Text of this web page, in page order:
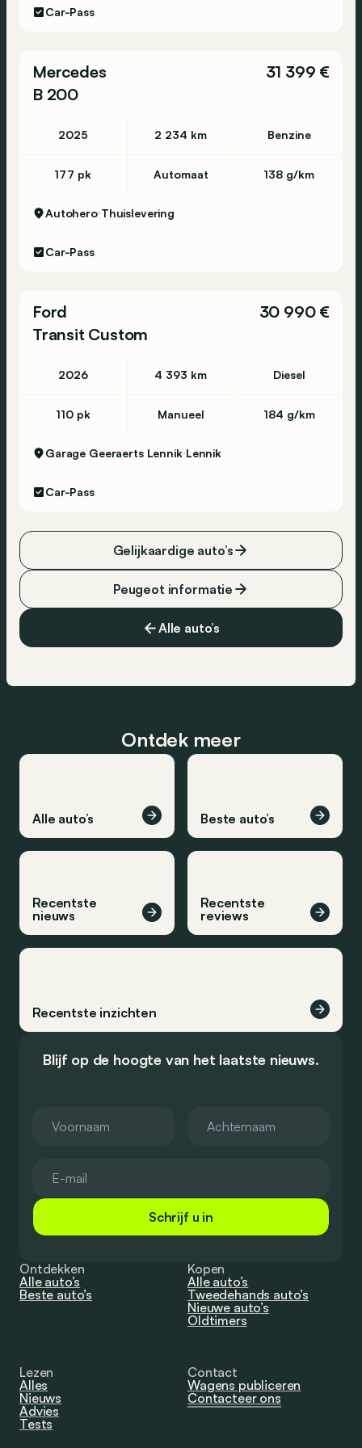
*Verkeersbordherkenning
*Verwarmd stuur - Volant chauffant
*Auto dimmende spiegel - Rétroviseur anti-
*DAB Radio - Radio DAB
*Carplay
Car-Pass
Mercedes
B 200
31 399 €
2025 2 234 km Benzine
177 pk Automaat 138 g/km
Autohero Thuislevering
Car-Pass
Ford
Transit Custom
30 990 €
2026 4 393 km Diesel
110 pk Manueel 184 g/km
Garage Geeraerts Lennik Lennik
Car-Pass
Alle auto’s
Peugeot informatie
Gelijkaardige auto’s
Ontdek meer
Alle auto’s Beste auto’s
Recentste
nieuws
Recentste
reviews
Recentste inzichten
Blijf op de hoogte van het laatste nieuws.
Schrijf u in
Ontdekken
Alle auto’s
Beste auto’s
Kopen
Alle auto’s
Tweedehands auto’s
Nieuwe auto’s
Oldtimers
Lezen
Alles
Nieuws
Advies
Tests
Contact
Wagens publiceren
Contacteer ons